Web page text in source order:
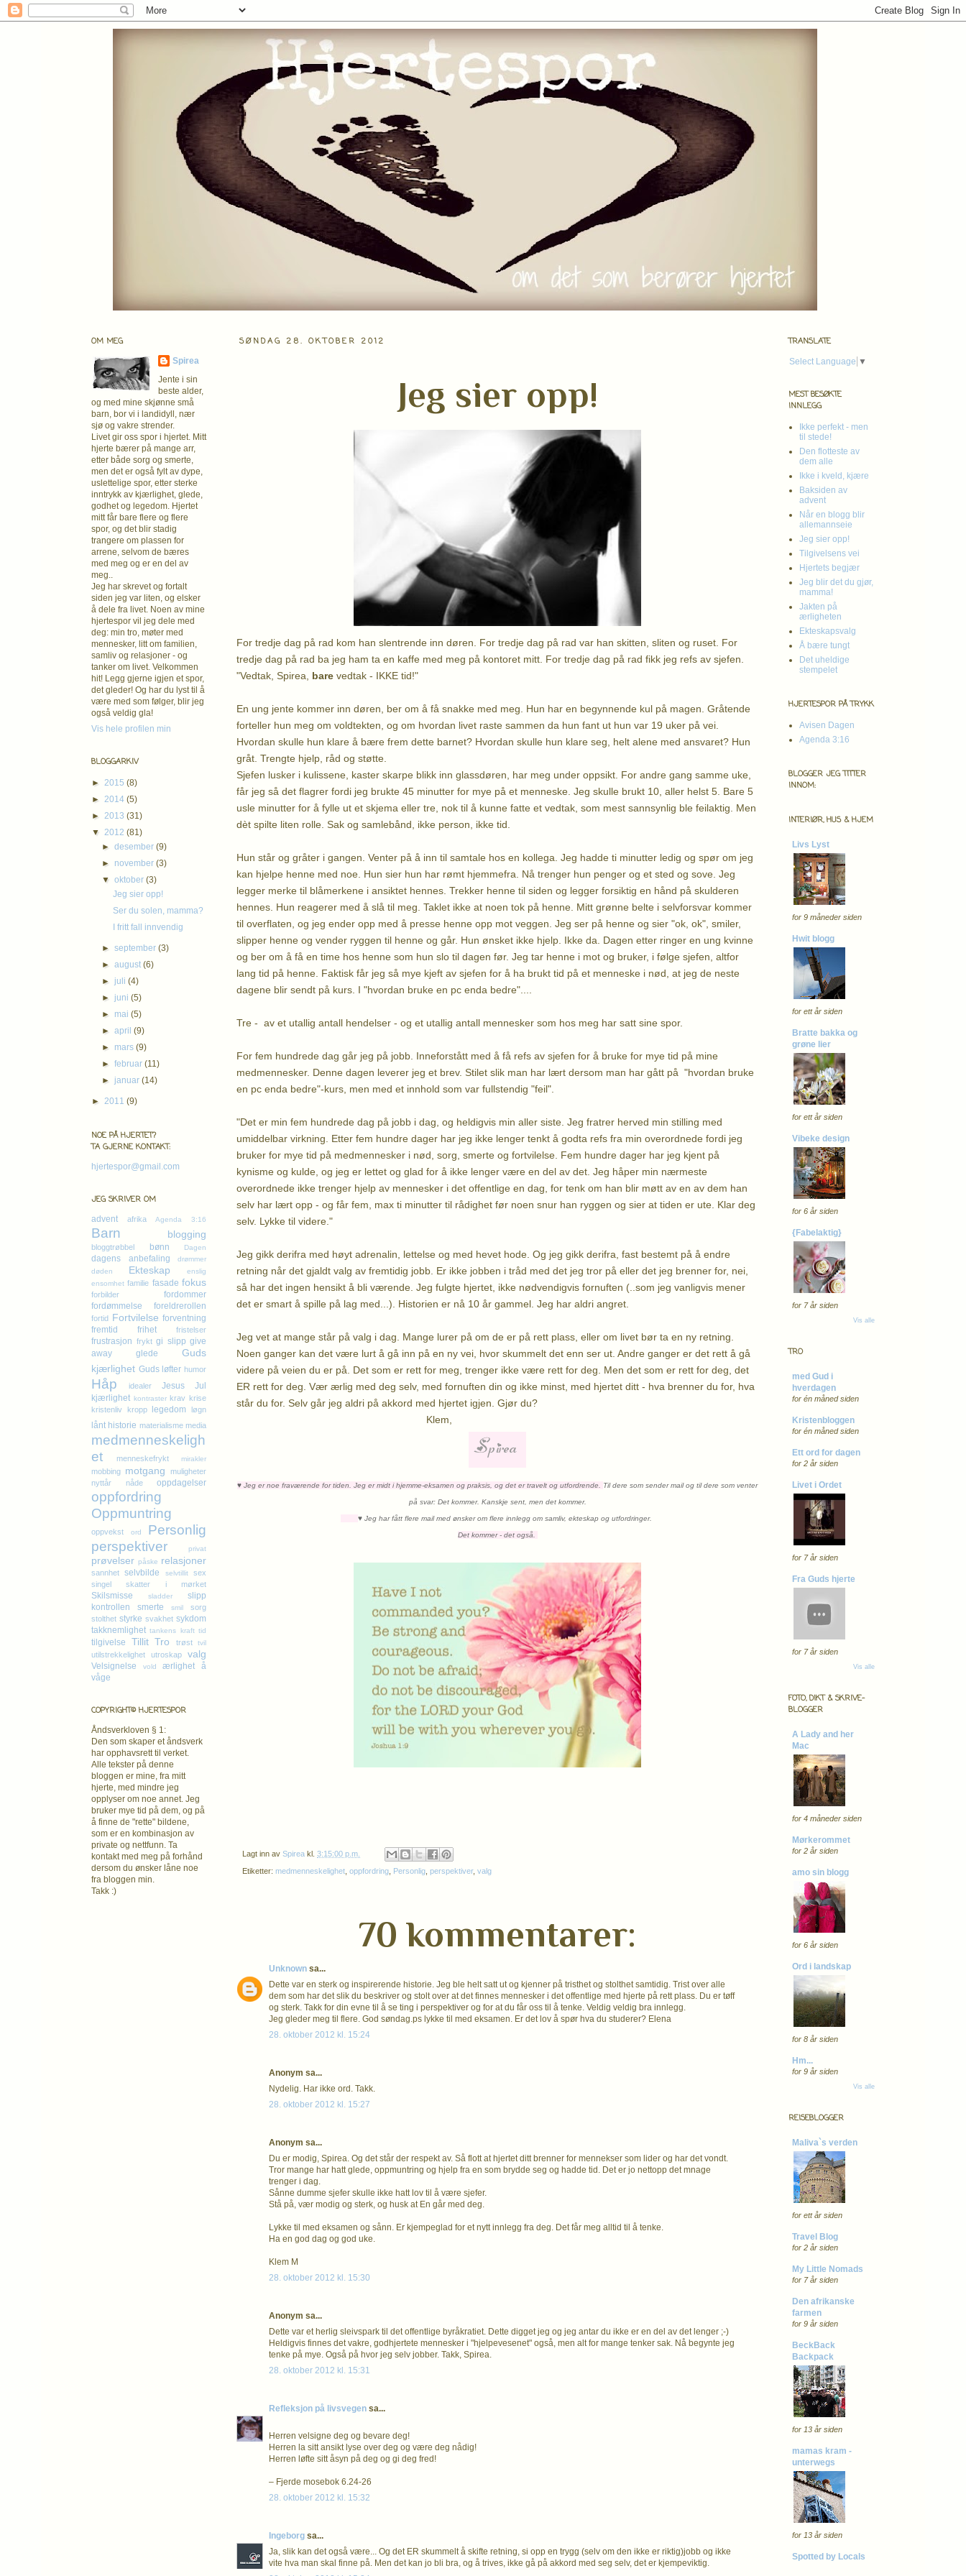
SØNDAG 28. OKTOBER 2012
Jeg sier opp!
For tredje dag på rad kom han slentrende inn døren. For tredje dag på rad var han skitten, sliten og ruset. For
tredje dag på rad ba jeg ham ta en kaffe med meg på kontoret mitt. For tredje dag på rad fikk jeg refs av sjefen.
"Vedtak, Spirea, bare vedtak - IKKE tid!"
En ung jente kommer inn døren, ber om å få snakke med meg. Hun har en begynnende kul på magen. Gråtende
forteller hun meg om voldtekten, og om hvordan livet raste sammen da hun fant ut hun var 19 uker på vei.
Hvordan skulle hun klare å bære frem dette barnet? Hvordan skulle hun klare seg, helt alene med ansvaret? Hun
gråt. Trengte hjelp, råd og støtte.
Sjefen lusker i kulissene, kaster skarpe blikk inn glassdøren, har meg under oppsikt. For andre gang samme uke,
får jeg så det flagrer fordi jeg brukte 45 minutter for mye på et menneske. Jeg skulle brukt 10, aller helst 5. Bare 5
usle minutter for å fylle ut et skjema eller tre, nok til å kunne fatte et vedtak, som mest sannsynlig ble feilaktig. Men
dèt spilte liten rolle. Sak og samlebånd, ikke person, ikke tid.
Hun står og gråter i gangen. Venter på å inn til samtale hos en kollega. Jeg hadde ti minutter ledig og spør om jeg
kan hjelpe henne med noe. Hun sier hun har rømt hjemmefra. Nå trenger hun penger og et sted og sove. Jeg
legger merke til blåmerkene i ansiktet hennes. Trekker henne til siden og legger forsiktig en hånd på skulderen
hennes. Hun reagerer med å slå til meg. Taklet ikke at noen tok på henne. Mitt grønne belte i selvforsvar kommer
til overflaten, og jeg ender opp med å presse henne opp mot veggen. Jeg ser på henne og sier "ok, ok", smiler,
slipper henne og vender ryggen til henne og går. Hun ønsket ikke hjelp. Ikke da. Dagen etter ringer en ung kvinne
og ber om å få en time hos henne som hun slo til dagen før. Jeg tar henne i mot og bruker, i følge sjefen, altfor
lang tid på henne. Faktisk får jeg så mye kjeft av sjefen for å ha brukt tid på et menneske i nød, at jeg de neste
dagene blir sendt på kurs. I "hvordan bruke en pc enda bedre"....
Tre - av et utallig antall hendelser - og et utallig antall mennesker som hos meg har satt sine spor.
For fem hundrede dag går jeg på jobb. Inneforstått med å få refs av sjefen for å bruke for mye tid på mine
medmennesker. Denne dagen leverer jeg et brev. Stilet slik man har lært dersom man har gått på "hvordan bruke
en pc enda bedre"-kurs, men med et innhold som var fullstendig "feil".
"Det er min fem hundrede dag på jobb i dag, og heldigvis min aller siste. Jeg fratrer herved min stilling med
umiddelbar virkning. Etter fem hundre dager har jeg ikke lenger tenkt å godta refs fra min overordnede fordi jeg
bruker for mye tid på medmennesker i nød, sorg, smerte og fortvilelse. Fem hundre dager har jeg kjent på
kynisme og kulde, og jeg er lettet og glad for å ikke lenger være en del av det. Jeg håper min nærmeste
overordnede ikke trenger hjelp av mennesker i det offentlige en dag, for tenk om han blir møtt av en av dem han
selv har lært opp - og får fem, max ti minutter til rådighet før noen snur han ryggen og sier at tiden er ute. Klar deg
selv. Lykke til videre."
Jeg gikk derifra med høyt adrenalin, lettelse og med hevet hode. Og jeg gikk derifra, fast bestemt på å endre
retning når det gjaldt valg av fremtidig jobb. Er ikke jobben i tråd med det jeg tror på eller det jeg brenner for, nei,
så har det ingen hensikt å bli værende. Jeg fulgte hjertet, ikke nødvendigvis fornuften (..som jeg vanligvis mener
det er smart å spille på lag med...). Historien er nå 10 år gammel. Jeg har aldri angret.
Jeg vet at mange står på valg i dag. Mange lurer på om de er på rett plass, eller om livet bør ta en ny retning.
Noen ganger kan det være lurt å gå inn på en ny vei, hvor skummelt det enn ser ut. Andre ganger er det rett å gå
videre på veien du er på. Det som er rett for meg, trenger ikke være rett for deg. Men det som er rett for deg, det
ER rett for deg. Vær ærlig med deg selv, med fornuften din og ikke minst, med hjertet ditt - hva brenner du for, hva
står du for. Selv går jeg aldri på akkord med hjertet igjen. Gjør du?
Klem,
♥ Jeg er noe fraværende for tiden. Jeg er midt i hjemme-eksamen og praksis, og det er travelt og utfordrende. Til dere som sender mail og til dere som venter
på svar: Det kommer. Kanskje sent, men det kommer.
♥ Jeg har fått flere mail med ønsker om flere innlegg om samliv, ekteskap og utfordringer.
Det kommer - det også.
Lagt inn av Spirea kl. 3:15:00 p.m.
Etiketter: medmenneskelighet oppfordring Personlig perspektiver, valg
70 kommentarer:
Unknown sa...
Dette var en sterk og inspirerende historie. Jeg ble helt satt ut og kjenner på tristhet og stolthet samtidig. Trist over alle
dem som har det slik du beskriver og stolt over at det finnes mennesker i det offentlige med hjerte på rett plass. Du er tøff
og sterk. Takk for din evne til å se ting i perspektiver og for at du får oss til å tenke. Veldig veldig bra innlegg.
Jeg gleder meg til flere. God søndag.ps lykke til med eksamen. Er det lov å spør hva du studerer? Elena
28. oktober 2012 kl. 15:24
Anonym sa...
Nydelig. Har ikke ord. Takk.
28. oktober 2012 kl. 15:27
Anonym sa...
Du er modig, Spirea. Og det står der respekt av. Så flott at hjertet ditt brenner for mennekser som lider og har det vondt.
Tror mange har hatt glede, oppmuntring og hjelp fra en som brydde seg og hadde tid. Det er jo nettopp det mnage
trenger i dag.
Sånne dumme sjefer skulle ikke hatt lov til å være sjefer.
Stå på, vær modig og sterk, og husk at En går med deg.
Lykke til med eksamen og sånn. Er kjempeglad for et nytt innlegg fra deg. Det får meg alltid til å tenke.
Ha en god dag og god uke.
Klem M
28. oktober 2012 kl. 15:30
Anonym sa...
Dette var et herlig sleivspark til det offentlige byråkratiet. Dette digget jeg og jeg antar du ikke er en del av det lenger ;-)
Heldigvis finnes det vakre, godhjertete mennesker i "hjelpevesenet" også, men alt for mange tenker sak. Nå begynte jeg
tenke på mye. Også på hvor jeg selv jobber. Takk, Spirea.
28. oktober 2012 kl. 15:31
Refleksjon på livsvegen sa...
Herren velsigne deg og bevare deg!
Herren la sitt ansikt lyse over deg og være deg nådig!
Herren løfte sitt åsyn på deg og gi deg fred!
– Fjerde mosebok 6.24-26
28. oktober 2012 kl. 15:32
Ingeborg sa...
Ja, slik kan det også være... Og det ER skummelt å skifte retning, si opp en trygg (selv om den ikke er riktig)jobb og ikke
vite hva man skal finne på. Men det kan jo bli bra, og å trives, ikke gå på akkord med seg selv, det er kjempeviktig.
OM MEG
Spirea
Jente i sin
beste alder,
og med mine skjønne små
barn, bor vi i landidyll, nær
sjø og vakre strender.
Livet gir oss spor i hjertet. Mitt
hjerte bærer på mange arr,
etter både sorg og smerte,
men det er også fylt av dype,
uslettelige spor, etter sterke
inntrykk av kjærlighet, glede,
godhet og legedom. Hjertet
mitt får bare flere og flere
spor, og det blir stadig
trangere om plassen for
arrene, selvom de bæres
med meg og er en del av
meg..
Jeg har skrevet og fortalt
siden jeg var liten, og elsker
å dele fra livet. Noen av mine
hjertespor vil jeg dele med
deg: min tro, møter med
mennesker, litt om familien,
samliv og relasjoner - og
tanker om livet. Velkommen
hit! Legg gjerne igjen et spor,
det gleder! Og har du lyst til å
være med som følger, blir jeg
også veldig gla!
Vis hele profilen min
BLOGGARKIV
► 2015 (8)
► 2014 (5)
► 2013 (31)
▼ 2012 (81)
►desember(9)
► november(3)
▼oktober(3)
Jeg sier opp!
Ser du solen, mamma?
I fritt fall innvendig
►september(3)
►august(6)
► juli(4)
► juni(5)
► mai(5)
►april(9)
► mars(9)
►februar(11)
► januar(14)
► 2011 (9)
NOE PÅ HJERTET?
TA GJERNE KONTAKT:
hjertespor@gmail.com
JEG SKRIVER OM
advent afrika Agenda 3:16
Barn blogging
bloggtrøbbel bønn Dagen
dagens anbefaling
drømmer
døden
Ekteskap
enslig
ensomhet familie fasade fokus
forbilder
fordommer
fordømmelse
foreldrerollen
fortid Fortvilelse forventning
fremtid
frihet fristelser
frustrasjon frykt gi slipp give
away
glede
Guds
kjærlighet Guds løfter humor
Håp idealer Jesus
Jul
kjærlighet kontraster krav krise
kristenliv kropp legedom løgn
lånt historie materialisme media
medmenneskeligh
et
menneskefrykt mirakler
mobbing motgang
muligheter
nyttår
nåde oppdagelser
oppfordring
Oppmuntring
oppvekst ord
Personlig
perspektiver
privat
prøvelser påske relasjoner
sannhet selvbilde selvtillit
sex
singel
skatter i mørket
Skilsmisse sladder
slipp
kontrollen
smerte smil
sorg
stolthet styrke svakhet sykdom
takknemlighet tankens kraft tid
tilgivelse Tillit Tro trøst tvil
utilstrekkelighet utroskap valg
Velsignelse vold ærlighet
å
våge
COPYRIGHT© HJERTESPOR
Åndsverkloven § 1:
Den som skaper et åndsverk
har opphavsretttil verket.
Alle tekster på denne
bloggen er mine, fra mitt
hjerte, med mindre jeg
opplyser om noe annet. Jeg
bruker mye tid på dem, og på
å finne de "rette" bildene,
som er en kombinasjon av
private og nettfunn. Ta
kontakt med meg på forhånd
dersom du ønsker låne noe
fra bloggen min.
Takk :)
TRANSLATE
Select Language ▼
MEST BESØKTE
INNLEGG
Ikke perfekt - men
til stede!
Den flotteste av
dem alle
Ikke i kveld, kjære
Baksiden av
advent
Når en blogg blir
allemannseie
Jeg sier opp!
Tilgivelsens vei
Hjertets begjær
Jeg blir det du gjør,
mamma!
Jakten på
ærligheten
Ekteskapsvalg
Å bære tungt
Det uheldige
stempelet
HJERTESPOR PÅ TRYKK
Avisen Dagen
Agenda 3:16
BLOGGER JEG TITTER
INNOM:
INTERIØR, HUS & HJEM
Livs Lyst
for 9 måneder siden
Hwit blogg
for ett år siden
Bratte bakka og
grøne lier
for ett år siden
Vibeke design
for 6 år siden
{Fabelaktig}
for 7 år siden
Vis alle
TRO
med Gud i
hverdagen
for én måned siden
Kristenbloggen
for én måned siden
Ett ord for dagen
for 2 år siden
Livet i Ordet
for 7 år siden
Fra Guds hjerte
for 7 år siden
Vis alle
FOTO, DIKT & SKRIVE-
BLOGGER
A Lady and her
Mac
for 4 måneder siden
Mørkerommet
for 2 år siden
amo sin blogg
for 6 år siden
Ord i landskap
for 8 år siden
Hm...
for 9 år siden
Vis alle
REISEBLOGGER
Maliva`s verden
for ett år siden
Travel Blog
for 2 år siden
My Little Nomads
for 7 år siden
Den afrikanske
farmen
for 9 år siden
BeckBack
Backpack
for 13 år siden
mamas kram -
unterwegs
for 13 år siden
Spotted by Locals